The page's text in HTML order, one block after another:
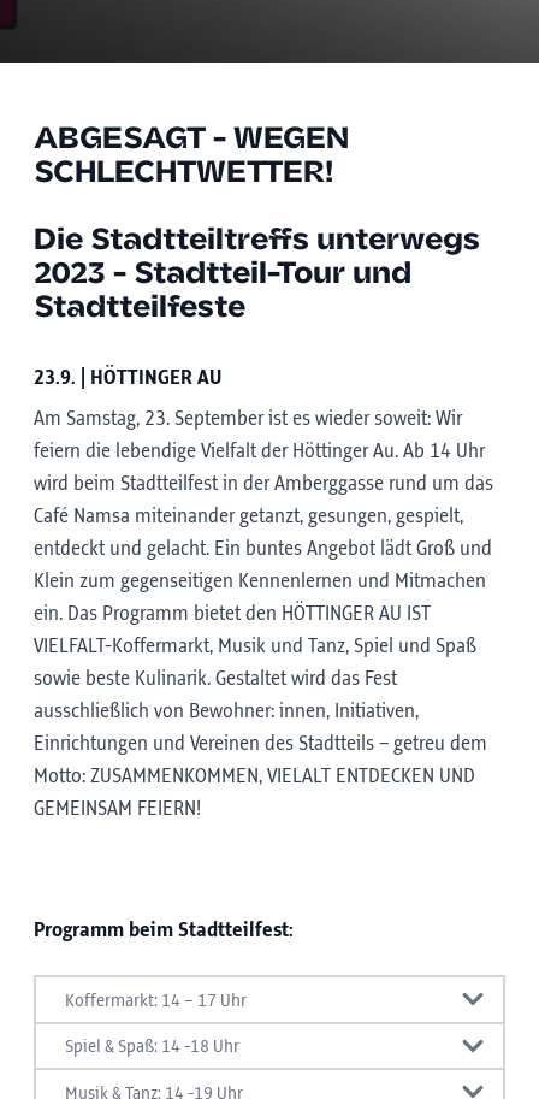
ABGESAGT - WEGEN
SCHLECHTWETTER!
Die Stadtteiltreffs unterwegs
2023 - Stadtteil-Tour und
Stadtteilfeste
23.9. | HÖTTINGER AU
Am Samstag, 23. September ist es wieder soweit: Wir
feiern die lebendige Vielfalt der Höttinger Au. Ab 14 Uhr
wird beim Stadtteilfest in der Amberggasse rund um das
Café Namsa miteinander getanzt, gesungen, gespielt,
entdeckt und gelacht. Ein buntes Angebot lädt Groß und
Klein zum gegenseitigen Kennenlernen und Mitmachen
ein. Das Programm bietet den HÖTTINGER AU IST
VIELFALT-Koffermarkt, Musik und Tanz, Spiel und Spaß
sowie beste Kulinarik. Gestaltet wird das Fest
ausschließlich von Bewohner: innen, Initiativen,
Einrichtungen und Vereinen des Stadtteils – getreu dem
Motto: ZUSAMMENKOMMEN, VIELALT ENTDECKEN UND
GEMEINSAM FEIERN!
Programm beim Stadtteilfest:
Koffermarkt: 14 – 17 Uhr
Höttinger Au ist Vielfalt - Koffermarkt: Bewohner:
innen, Initiativen, Einrichtungen und Vereine des
Spiel & Spaß: 14 -18 Uhr
Mini-Tischtennis & Mini-Slacklines
Musik & Tanz: 14 -19 Uhr